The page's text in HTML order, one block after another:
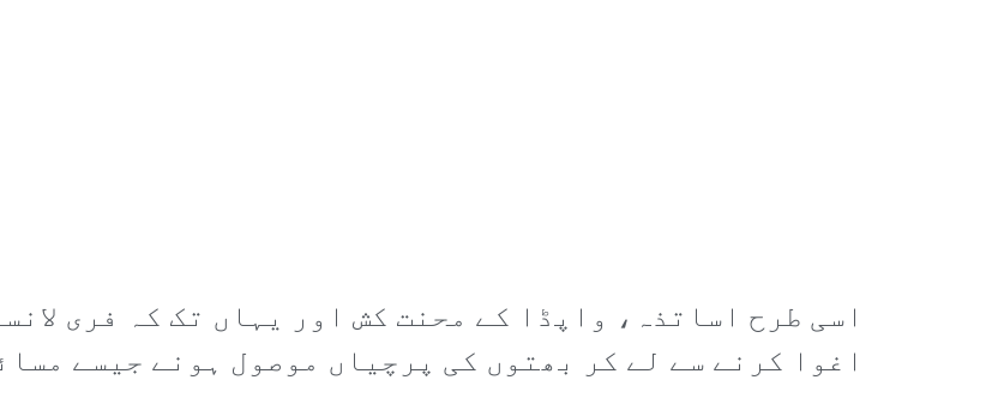
اسی طرح اساتذہ، واپڈا کے محنت کش اور یہاں تک کہ فری
اغوا کرنے سے لے کر بھتوں کی پرچیاں موصول ہونے جیسے